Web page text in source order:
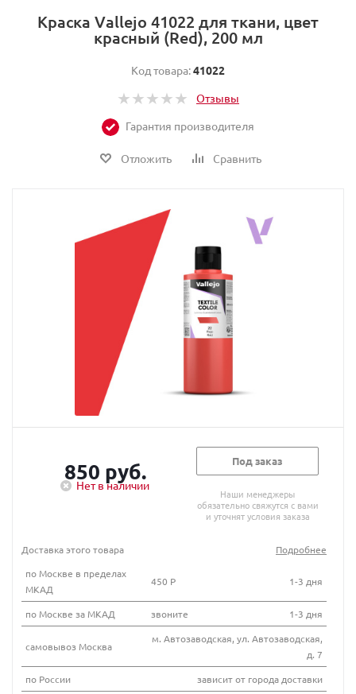
Краска Vallejo 41022 для ткани, цвет
красный (Red), 200 мл
Код товара:41022
Отзывы
Гарантия производителя
Отложить Сравнить
850 руб.
Нет в наличии
Под заказ
Наши менеджеры
обязательно свяжутся с вами
и уточнят условия заказа
Доставка этого товара
Подробнее
по Москве в пределах
МКАД
450 Р 1-3 дня
по Москве за МКАД звоните 1-3 дня
самовывоз Москва
м. Автозаводская, ул. Автозаводская,
д. 7
по России
зависит от города доставки